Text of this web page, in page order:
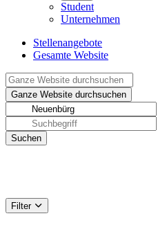
Student
Unternehmen
Stellenangebote
Gesamte Website
Filter